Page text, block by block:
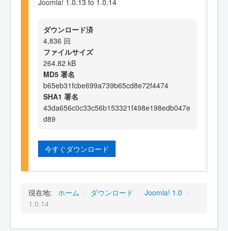
ダウンロード済
4,836 回
ファイルサイズ
264.82 kB
MD5 署名
b65eb31fcbe699a739b65cd8e72f4474
SHA1 署名
43da656c0c33c56b153321f498e198edb047e
d89
今すぐダウンロード
現在地: ホーム / ダウンロード / Joomla! 1.0 /
1.0.14